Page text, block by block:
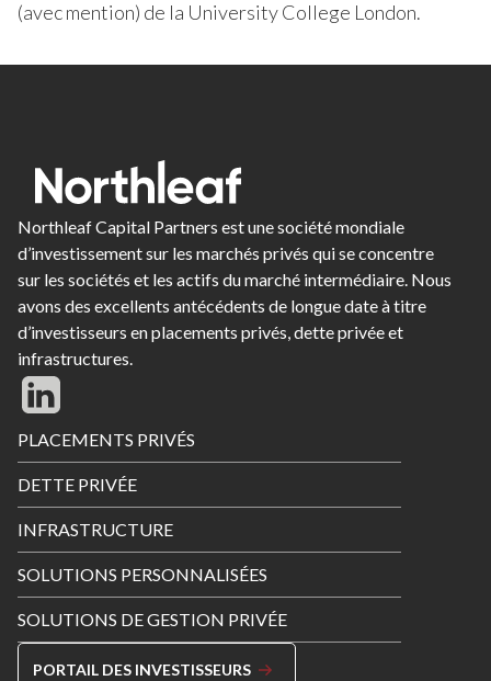
(avec mention) de la University College London.
Northleaf Capital Partners est une société mondiale
d’investissement sur les marchés privés qui se concentre
sur les sociétés et les actifs du marché intermédiaire. Nous
avons des excellents antécédents de longue date à titre
d’investisseurs en placements privés, dette privée et
infrastructures.
Footer
Menu
PLACEMENTS PRIVÉS
DETTE PRIVÉE
INFRASTRUCTURE
SOLUTIONS PERSONNALISÉES
SOLUTIONS DE GESTION PRIVÉE
PORTAIL DES INVESTISSEURS